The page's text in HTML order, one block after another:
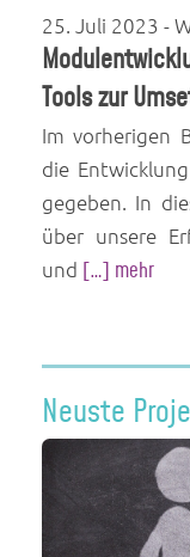
25. Juli 2023 -
Tools zur
Im vorherigen
die
gegeben. In
über unsere
und […] mehr
Neuste